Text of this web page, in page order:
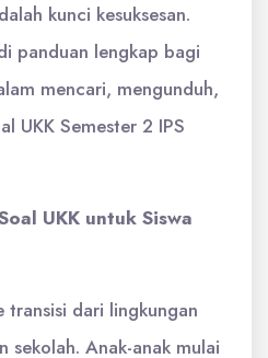
kunci kesuksesan.
panduan lengkap bagi
mencari, mengunduh,
UKK Semester 2 IPS
UKK untuk Siswa
transisi dari lingkungan
sekolah. Anak-anak mulai